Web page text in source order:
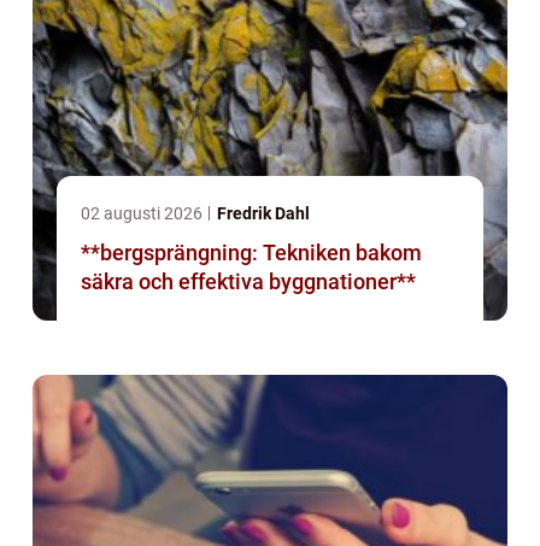
02 augusti 2026 Fredrik Dahl
**bergsprängning: Tekniken bakom
säkra och effektiva byggnationer**